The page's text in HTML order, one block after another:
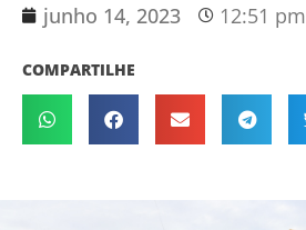
junho 14, 2023 12:51 pm
COMPARTILHE